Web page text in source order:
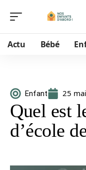
Actu Bébé
Enfant 25
Quel est
d’école